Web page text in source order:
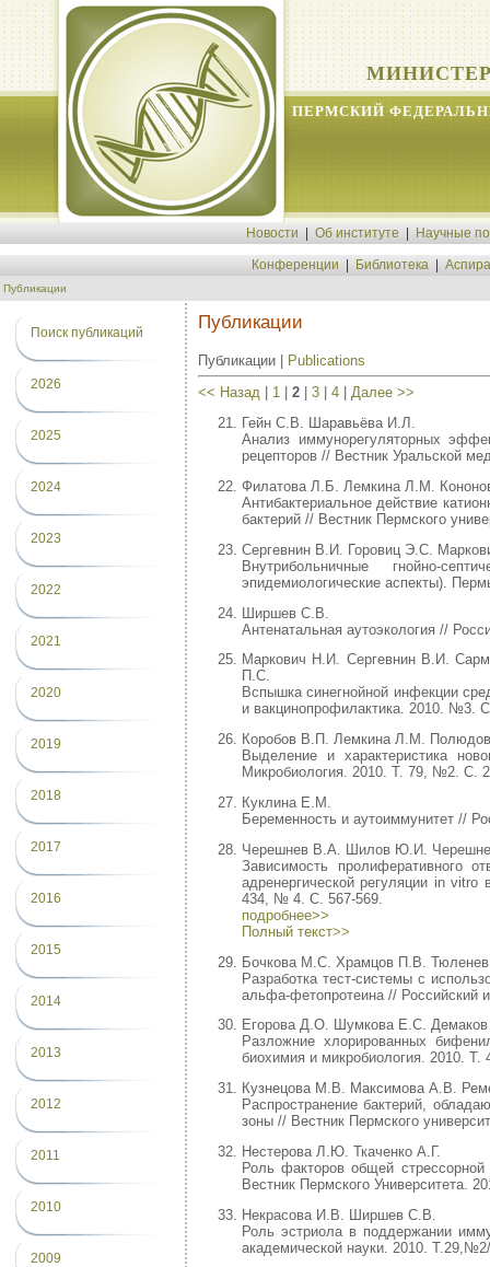
ПЕРМСКИЙ
Новости Об институте Научные
Конференции Библиотека
Публикации
Поиск публикаций
2026
2025
2024
2023
2022
2021
2020
2019
2018
2017
2016
2015
2014
2013
2012
2011
2010
2009
Публикации
Публикации | Publications
<< Назад
1 2 3 4
Далее >>
Гейн С.В. Шаравьёва И.Л.
Анализ иммунорегуляторных
рецепторов // Вестник Уральской
Филатова Л.Б. Лемкина Л.М.
Антибактериальное действие
бактерий // Вестник Пермского
Сергевнин В.И. Горовиц Э.С.
Внутрибольничные гнойно-
эпидемиологические аспекты).
Ширшев С.В.
Антенатальная аутоэкология //
Маркович Н.И. Сергевнин В.И.
П.С.
Вспышка синегнойной инфекции
и вакцинопрофилактика. 2010. №3.
Коробов В.П. Лемкина Л.М.
Выделение и характеристика
Микробиология. 2010. Т. 79, №2. С.
Куклина Е.М.
Беременность и аутоиммунитет //
Черешнев В.А. Шилов Ю.И.
Зависимость пролиферативного
адренергической регуляции in
434, № 4. С. 567-569.
подробнее>>
Полный текст>>
Бочкова М.С. Храмцов П.В.
Разработка тест-системы с
альфа-фетопротеина //
Егорова Д.О. Шумкова Е.С.
Разложние хлорированных
биохимия и микробиология. 2010.
Кузнецова М.В. Максимова А.В.
Распространение бактерий,
зоны // Вестник Пермского
Нестерова Л.Ю. Ткаченко А.Г.
Роль факторов общей
Вестник Пермского Университета.
Некрасова И.В. Ширшев С.В.
Роль эстриола в поддержании
академической науки. 2010.